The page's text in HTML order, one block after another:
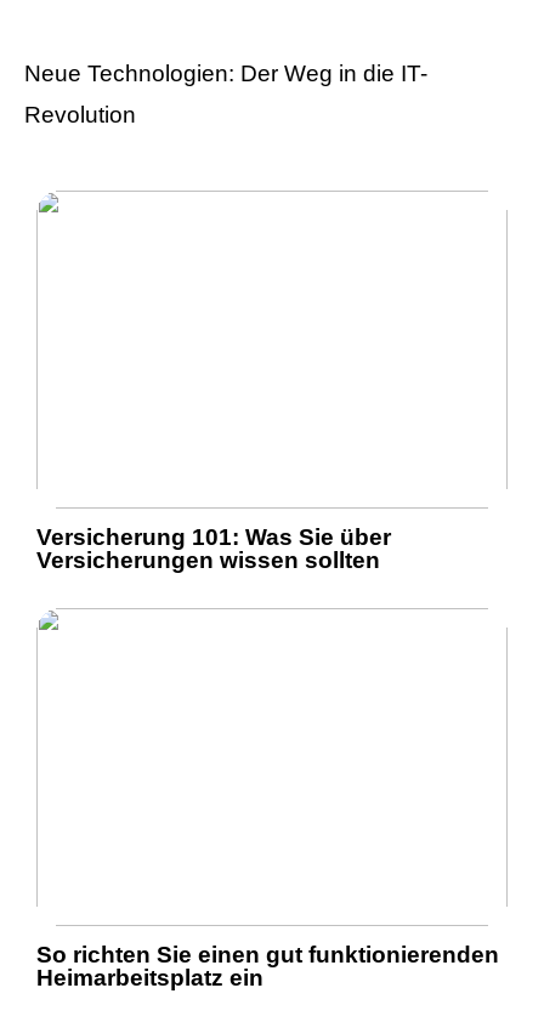
Neue Technologien: Der Weg in die IT-
Revolution
Versicherung 101: Was Sie über
Versicherungen wissen sollten
So richten Sie einen gut funktionierenden
Heimarbeitsplatz ein